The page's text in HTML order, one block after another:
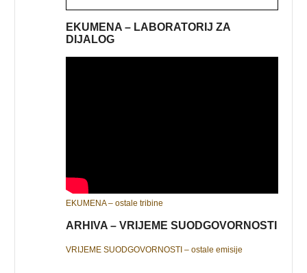
EKUMENA – LABORATORIJ ZA
DIJALOG
EKUMENA – ostale tribine
ARHIVA – VRIJEME SUODGOVORNOSTI
VRIJEME SUODGOVORNOSTI – ostale emisije